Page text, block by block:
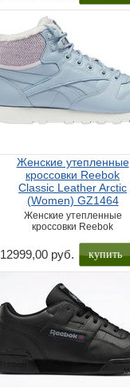
Женские утепленные
кроссовки Reebok
Classic Leather Arctic
(Women) GZ1464
Женские утепленные
кроссовки Reebok
12999,00 руб. купить